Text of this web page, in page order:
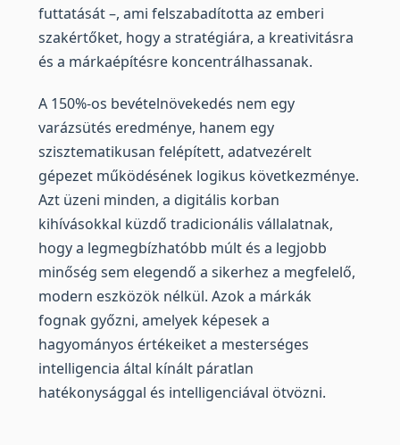
futtatását –, ami felszabadította az emberi
szakértőket, hogy a stratégiára, a kreativitásra
és a márkaépítésre koncentrálhassanak.
A 150%-os bevételnövekedés nem egy
varázsütés eredménye, hanem egy
szisztematikusan felépített, adatvezérelt
gépezet működésének logikus következménye.
Azt üzeni minden, a digitális korban
kihívásokkal küzdő tradicionális vállalatnak,
hogy a legmegbízhatóbb múlt és a legjobb
minőség sem elegendő a sikerhez a megfelelő,
modern eszközök nélkül. Azok a márkák
fognak győzni, amelyek képesek a
hagyományos értékeiket a mesterséges
intelligencia által kínált páratlan
hatékonysággal és intelligenciával ötvözni.